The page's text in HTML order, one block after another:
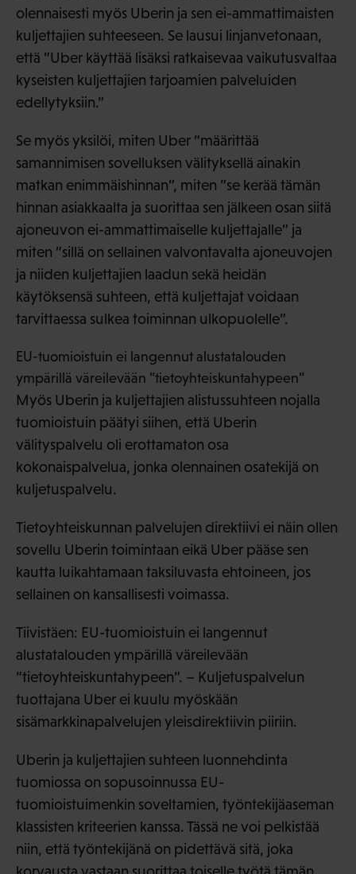
olennaisesti myös Uberin ja sen ei-ammattimaisten
kuljettajien suhteeseen. Se lausui linjanvetonaan,
että ”Uber käyttää lisäksi ratkaisevaa vaikutusvaltaa
kyseisten kuljettajien tarjoamien palveluiden
edellytyksiin.”
Se myös yksilöi, miten Uber ”määrittää
samannimisen sovelluksen välityksellä ainakin
matkan enimmäishinnan”, miten ”se kerää tämän
hinnan asiakkaalta ja suorittaa sen jälkeen osan siitä
ajoneuvon ei-ammattimaiselle kuljettajalle” ja
miten ”sillä on sellainen valvontavalta ajoneuvojen
ja niiden kuljettajien laadun sekä heidän
käytöksensä suhteen, että kuljettajat voidaan
tarvittaessa sulkea toiminnan ulkopuolelle”.
EU-tuomioistuin ei langennut alustatalouden
ympärillä väreilevään ”tietoyhteiskuntahypeen”
Myös Uberin ja kuljettajien alistussuhteen nojalla
tuomioistuin päätyi siihen, että Uberin
välityspalvelu oli erottamaton osa
kokonaispalvelua, jonka olennainen osatekijä on
kuljetuspalvelu.
Tietoyhteiskunnan palvelujen direktiivi ei näin ollen
sovellu Uberin toimintaan eikä Uber pääse sen
kautta luikahtamaan taksiluvasta ehtoineen, jos
sellainen on kansallisesti voimassa.
Tiivistäen: EU-tuomioistuin ei langennut
alustatalouden ympärillä väreilevään
”tietoyhteiskuntahypeen”. – Kuljetuspalvelun
tuottajana Uber ei kuulu myöskään
sisämarkkinapalvelujen yleisdirektiivin piiriin.
Uberin ja kuljettajien suhteen luonnehdinta
tuomiossa on sopusoinnussa EU-
tuomioistuimenkin soveltamien, työntekijäaseman
klassisten kriteerien kanssa. Tässä ne voi pelkistää
niin, että työntekijänä on pidettävä sitä, joka